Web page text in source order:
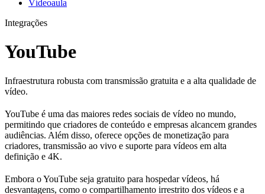
Vídeoaula
Integrações
YouTube
Infraestrutura robusta com transmissão gratuita e a alta qualidade de
vídeo.
YouTube é uma das maiores redes sociais de vídeo no mundo,
permitindo que criadores de conteúdo e empresas alcancem grandes
audiências. Além disso, oferece opções de monetização para
criadores, transmissão ao vivo e suporte para vídeos em alta
definição e 4K.
Embora o YouTube seja gratuito para hospedar vídeos, há
desvantagens, como o compartilhamento irrestrito dos vídeos e a